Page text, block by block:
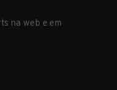
na web e em